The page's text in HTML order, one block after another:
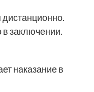
заключении.
наказание в